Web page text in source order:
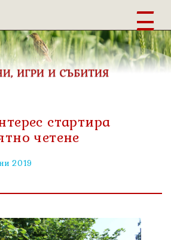
Burger
стартира
четене
2019